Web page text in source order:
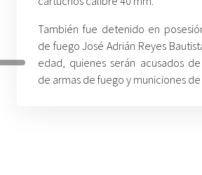
También fue detenido en
de fuego José Adrián Reyes
edad, quienes serán acusados
de armas de fuego y municiones